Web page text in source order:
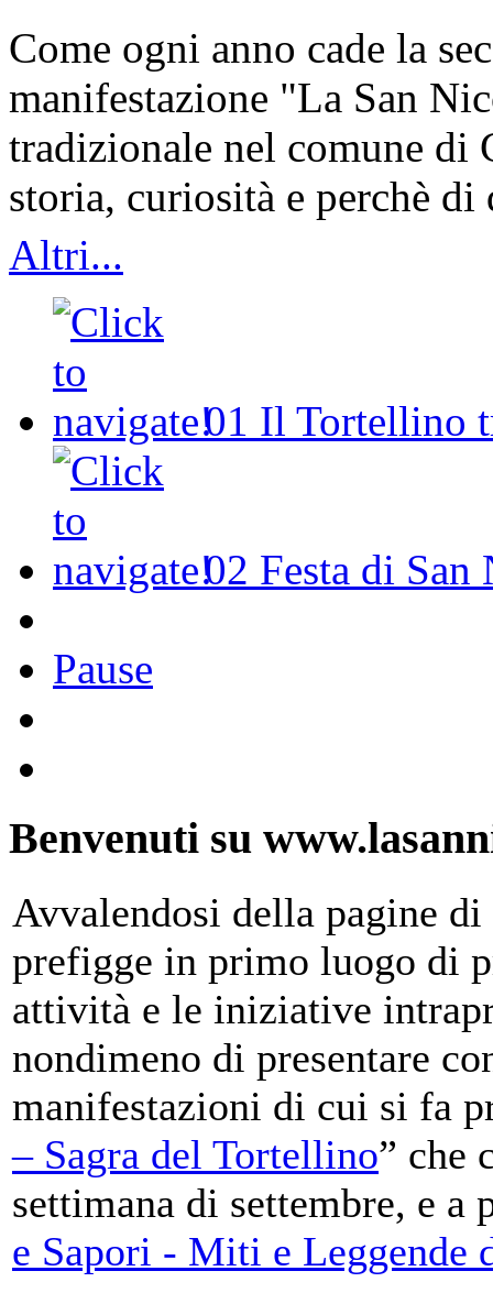
Come ogni anno cade la
manifestazione "La San
tradizionale nel comune di
storia, curiosità e perchè
Altri...
01 Il Tortellino
02 Festa di San
Pause
Benvenuti su
Avvalendosi della pagine
prefigge in primo luogo di
attività e le iniziative
nondimeno di presentare
manifestazioni di cui si fa
– Sagra del Tortellino” che
settimana di settembre, e a
e Sapori - Miti e Leggende